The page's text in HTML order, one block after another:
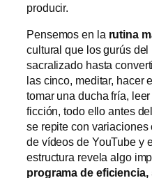
producir.
Pensemos en la rutina
cultural que los gurús
sacralizado hasta
las cinco, meditar, hacer
tomar una ducha fría,
ficción, todo ello antes
se repite con
de vídeos de YouTube y
estructura revela algo
programa de